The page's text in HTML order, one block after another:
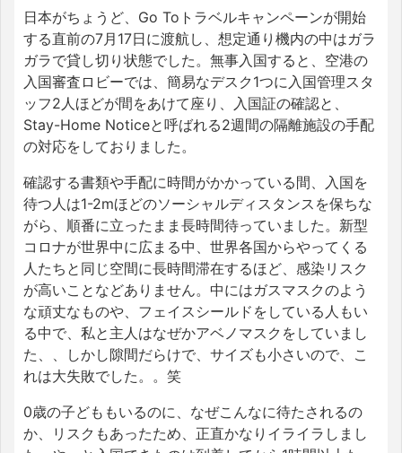
日本がちょうど、Go Toトラベルキャンペーンが開始
する直前の7月17日に渡航し、想定通り機内の中はガラ
ガラで貸し切り状態でした。無事入国すると、空港の
入国審査ロビーでは、簡易なデスク1つに入国管理スタ
ッフ2人ほどが間をあけて座り、入国証の確認と、
Stay-Home Noticeと呼ばれる2週間の隔離施設の手配
の対応をしておりました。
確認する書類や手配に時間がかかっている間、入国を
待つ人は1-2mほどのソーシャルディスタンスを保ちな
がら、順番に立ったまま長時間待っていました。新型
コロナが世界中に広まる中、世界各国からやってくる
人たちと同じ空間に長時間滞在するほど、感染リスク
が高いことなどありません。中にはガスマスクのよう
な頑丈なものや、フェイスシールドをしている人もい
る中で、私と主人はなぜかアベノマスクをしていまし
た、、しかし隙間だらけで、サイズも小さいので、こ
れは大失敗でした。。笑
0歳の子どももいるのに、なぜこんなに待たされるの
か、リスクもあったため、正直かなりイライラしまし